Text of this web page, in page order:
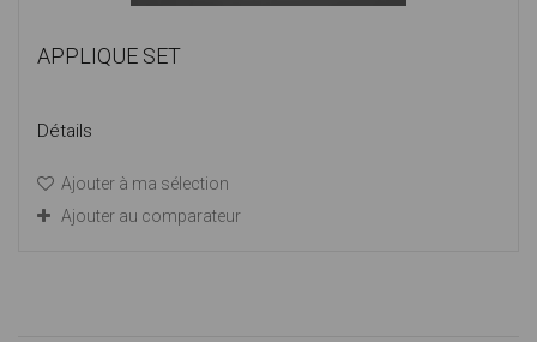
APPLIQUE SET
Détails
Ajouter à ma sélection
Ajouter au comparateur